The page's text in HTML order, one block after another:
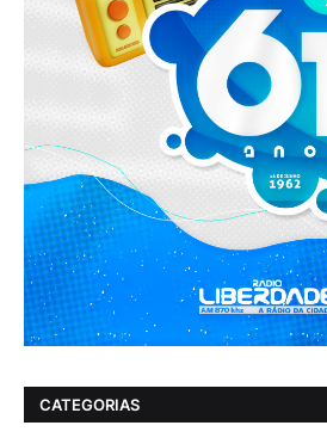
CATEGORIAS